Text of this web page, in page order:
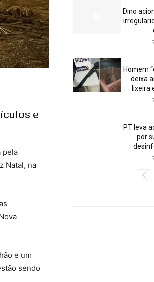
e
pela
Natal, na
e um
sendo
Dino
Homem
deixa
lixeira
PT leva
por